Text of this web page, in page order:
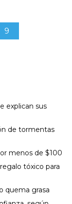
9
explican sus
de tormentas
menos de $100
tóxico para
quema grasa